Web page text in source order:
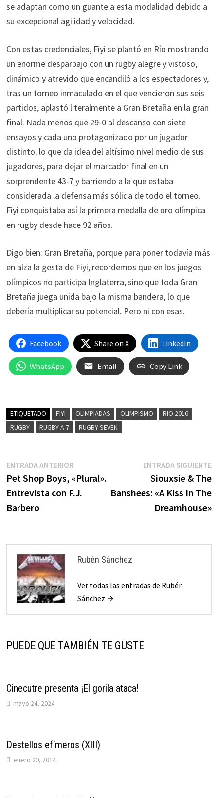
se adaptan como un guante a esta modalidad debido a
su excepcional agilidad y velocidad.
Con estas credenciales, Fiyi se plantó en Río mostrando
un enorme desparpajo con un rugby alegre y vistoso,
dinámico y atrevido que encandiló a los espectadores y,
tras un torneo inmaculado en el que vencieron sus seis
partidos, aplastó literalmente a Gran Bretaña en la gran
final. Nada menos que 29-0 al descanso con siete
ensayos y cada uno protagonizado por un jugador
distinto, lo que da idea del altísimo nivel medio de sus
jugadores, para dejar el marcador final en un
sorprendente 43-7 y barriendo a la que estaba
considerada la defensa más sólida de todo el torneo.
Fiyi conquistaba así la primera medalla de oro olímpica
en rugby desde hace 92 años.
Digo bien: Gran Bretaña, porque para poner todavía más
en alza la gesta de Fiyi, recordemos que en los juegos
olímpicos no participa Inglaterra, sino que toda Gran
Bretaña juega unida bajo la misma bandera, lo que
debería multiplicar su potencial. Pero ni con esas.
Facebook Share on X LinkedIn
WhatsApp Email Copy Link
ETIQUETADO FIYI OLIMPIADAS OLIMPISMO
RIO 2016
RUGBY
RUGBY A 7 RUGBY SEVEN
Navegación
de
entradas
ENTRADA ANTERIOREntrada
anterior:
Pet Shop Boys, «Plural».
Entrevista con F.J.
Barbero
ENTRADA SIGUIENTE
Siouxsie & The
Banshees: «A Kiss In The
Dreamhouse»
Rubén Sánchez
Ver todas las entradas de Rubén
Sánchez →
PUEDE QUE TAMBIÉN TE GUSTE
Cinecutre presenta ¡El gorila ataca!
mayo 24, 2024
Destellos efímeros (XIII)
enero 20, 2014